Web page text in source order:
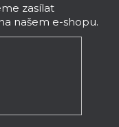
zasílat
našem e-shopu.